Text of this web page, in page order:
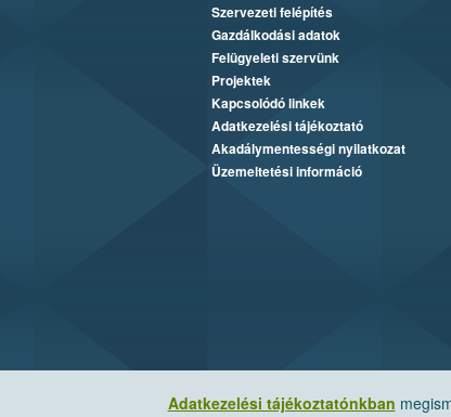
Adatkezelési tájékoztatónkban
Szervezeti felépítés
Gazdálkodási adatok
Felügyeleti szervünk
Projektek
Kapcsolódó linkek
Adatkezelési tájékoztató
Akadálymentességi nyilatkozat
Üzemeltetési információ